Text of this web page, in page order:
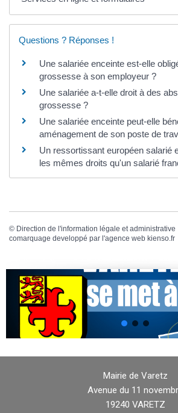
Questions ? Réponses !
Une salariée enceinte est-elle
grossesse à son employeur ?
Une salariée a-t-elle droit à des
grossesse ?
Une salariée enceinte peut-elle
aménagement de son poste de
Un ressortissant européen salarié
les mêmes droits qu'un salarié
© Direction de l'information légale et administrative
comarquage developpé par l'agence web kienso.fr
Mairie de Varetz
Avenue du 11
19240 VARETZ